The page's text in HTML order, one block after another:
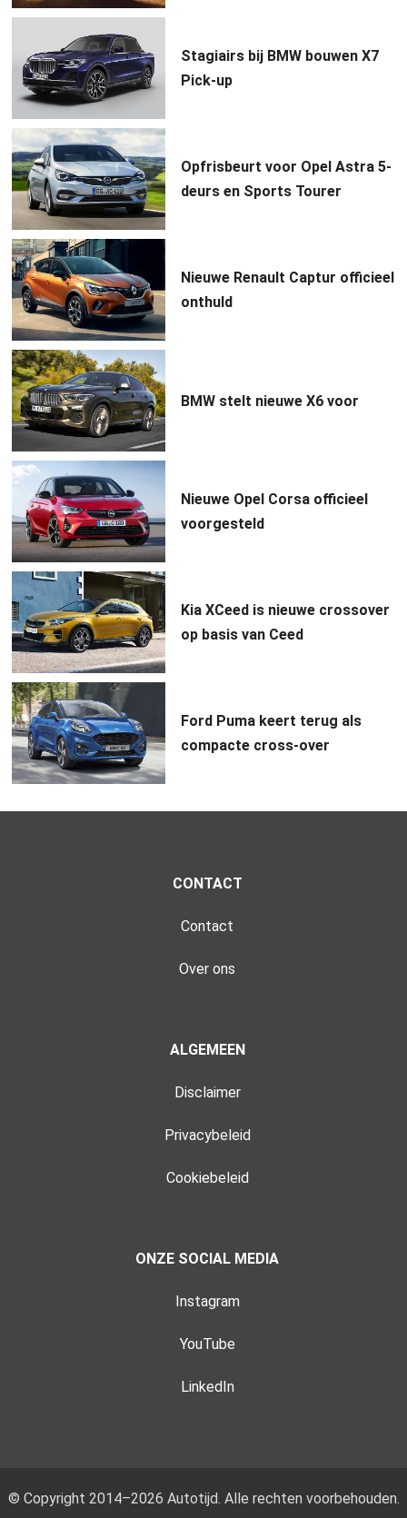
Stagiairs bij BMW bouwen X7
Pick-up
Opfrisbeurt voor Opel Astra 5-
deurs en Sports Tourer
Nieuwe Renault Captur officieel
onthuld
BMW stelt nieuwe X6 voor
Nieuwe Opel Corsa officieel
voorgesteld
Kia XCeed is nieuwe crossover
op basis van Ceed
Ford Puma keert terug als
compacte cross-over
CONTACT
Contact
Over ons
ALGEMEEN
Disclaimer
Privacybeleid
Cookiebeleid
ONZE SOCIAL MEDIA
Instagram
YouTube
LinkedIn
© Copyright 2014–2026 Autotijd. Alle rechten voorbehouden.